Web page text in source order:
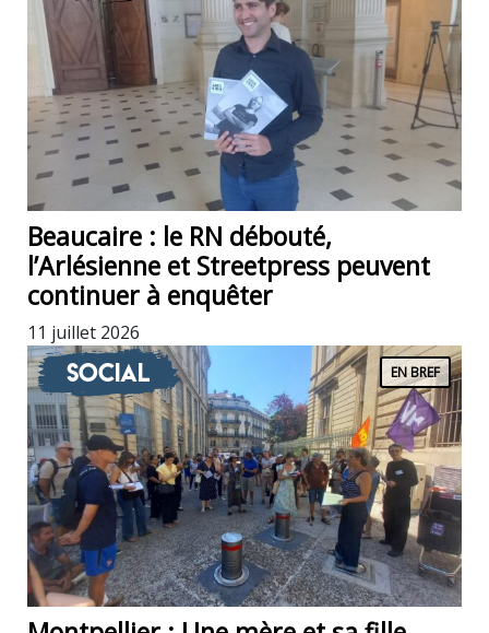
Beaucaire : le RN débouté,
l’Arlésienne et Streetpress peuvent
continuer à enquêter
11 juillet 2026
Social EN BREF